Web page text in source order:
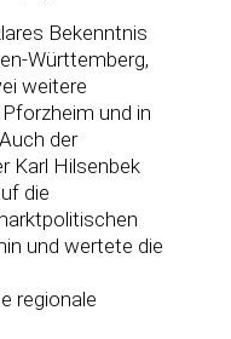
Bekenntnis
Württemberg,
weitere
und in
der
Karl Hilsenbek
die
und wertete die
regionale